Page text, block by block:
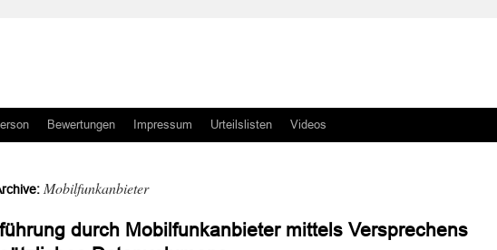
Bewertungen Impressum Urteilslisten Videos
Mobilfunkanbieter
durch Mobilfunkanbieter mittels Versprechens